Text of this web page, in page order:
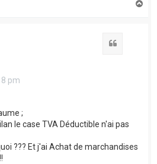
pm
;
le case TVA Déductible n'ai pas
??? Et j'ai Achat de marchandises